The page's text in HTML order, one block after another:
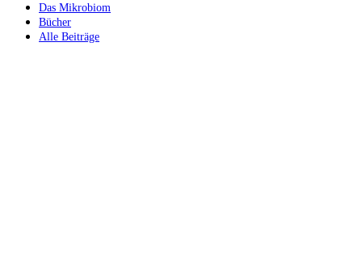
Das Mikrobiom
Bücher
Alle Beiträge